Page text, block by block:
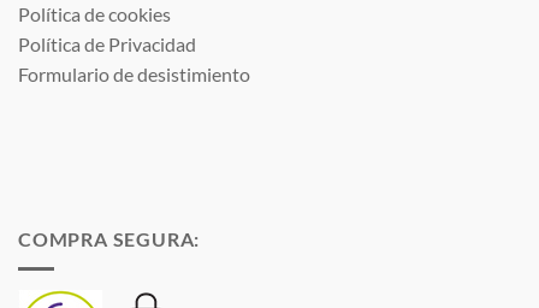
Política de cookies
Política de Privacidad
Formulario de desistimiento
COMPRA SEGURA: